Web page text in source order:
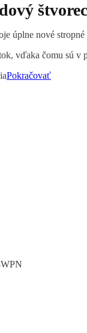
úplne nové
vďaka čomu sú
Pokračovať